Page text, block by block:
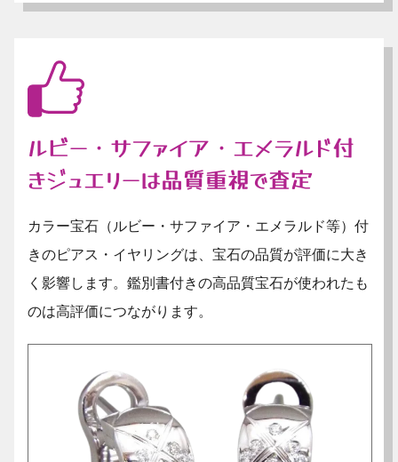
ルビー・サファイア・エメラルド付
きジュエリーは品質重視で査定
カラー宝石（ルビー・サファイア・エメラルド等）付
きのピアス・イヤリングは、宝石の品質が評価に大き
く影響します。鑑別書付きの高品質宝石が使われたも
のは高評価につながります。